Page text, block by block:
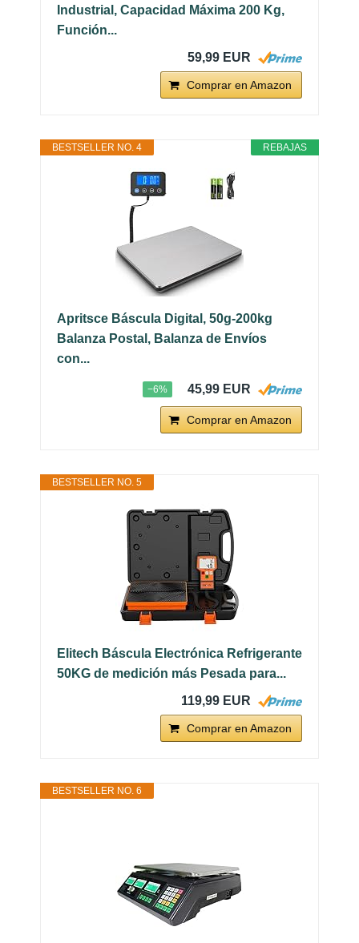
Industrial, Capacidad Máxima 200 Kg,
Función...
59,99 EUR
Comprar en Amazon
REBAJAS
BESTSELLER NO. 4
Apritsce Báscula Digital, 50g-200kg
Balanza Postal, Balanza de Envíos
con...
−6% 45,99 EUR
Comprar en Amazon
BESTSELLER NO. 5
Elitech Báscula Electrónica Refrigerante
50KG de medición más Pesada para...
119,99 EUR
Comprar en Amazon
BESTSELLER NO. 6